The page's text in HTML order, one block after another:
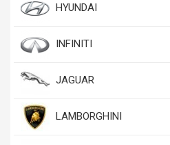
HYUNDAI
INFINITI
JAGUAR
LAMBORGHINI